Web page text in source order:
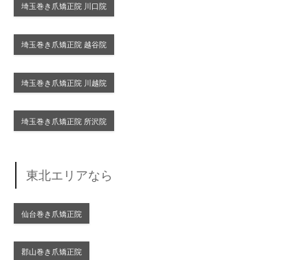
埼玉巻き爪矯正院 川口院
埼玉巻き爪矯正院 越谷院
埼玉巻き爪矯正院 川越院
埼玉巻き爪矯正院 所沢院
東北エリアなら
仙台巻き爪矯正院
郡山巻き爪矯正院